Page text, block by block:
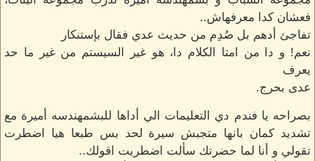
فعشان كدا معرفهاش..
تفاجئ أدهم بل صُدِم من حديث عدي فقال بإستنكار
نعم! و دا من امتا الكلام دا، هو غير السيستم من غير ما حد
يعرف
عدى بحرج.
بصراحه يا فندم دي التعليمات الي أداها للبشمهندسه أميرة مع
تشديد كمان بانها متجبش سيرة لحد بس طبعا هيا اضطرت
تقولي و أنا لما حضرتك سألت اضطريت اقولك..